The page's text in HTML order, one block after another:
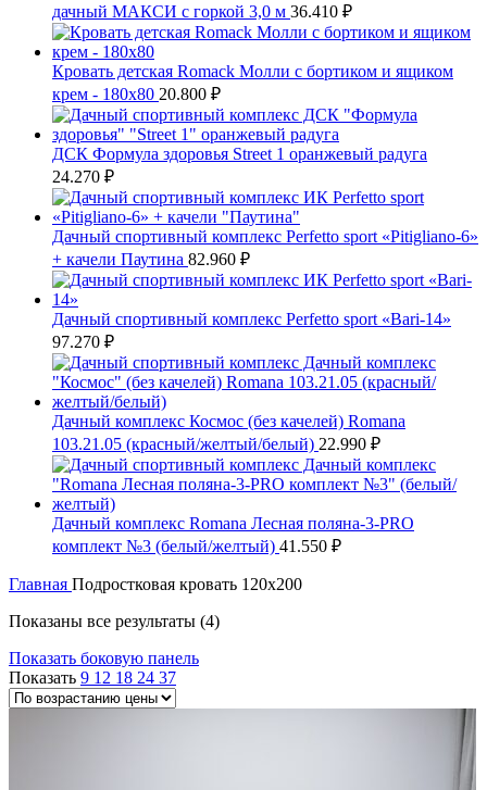
дачный МАКСИ с горкой 3,0 м 36.410 ₽
Кровать детская Romack Молли с бортиком и ящиком
крем - 180x80 20.800 ₽
ДСК Формула здоровья Street 1 оранжевый радуга
24.270 ₽
Дачный спортивный комплекс Perfetto sport «Pitigliano-6»
+ качели Паутина 82.960 ₽
Дачный спортивный комплекс Perfetto sport «Bari-14»
97.270 ₽
Дачный комплекс Космос (без качелей) Romana
103.21.05 (красный/желтый/белый) 22.990 ₽
Дачный комплекс Romana Лесная поляна-3-PRO
комплект №3 (белый/желтый) 41.550 ₽
Главная Подростковая кровать 120x200
Показаны все результаты (4)Цены:
Показать боковую панель
Показать 9 12 18 24 37